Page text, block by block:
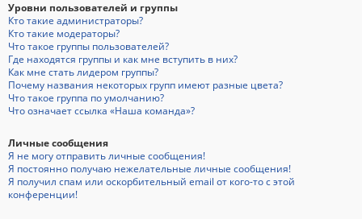
Уровни пользователей и группы
Кто такие администраторы?
Кто такие модераторы?
Что такое группы пользователей?
Где находятся группы и как мне вступить в них?
Как мне стать лидером группы?
Почему названия некоторых групп имеют разные цвета?
Что такое группа по умолчанию?
Что означает ссылка «Наша команда»?
Личные сообщения
Я не могу отправить личные сообщения!
Я постоянно получаю нежелательные личные сообщения!
Я получил спам или оскорбительный email от кого-то с этой
конференции!